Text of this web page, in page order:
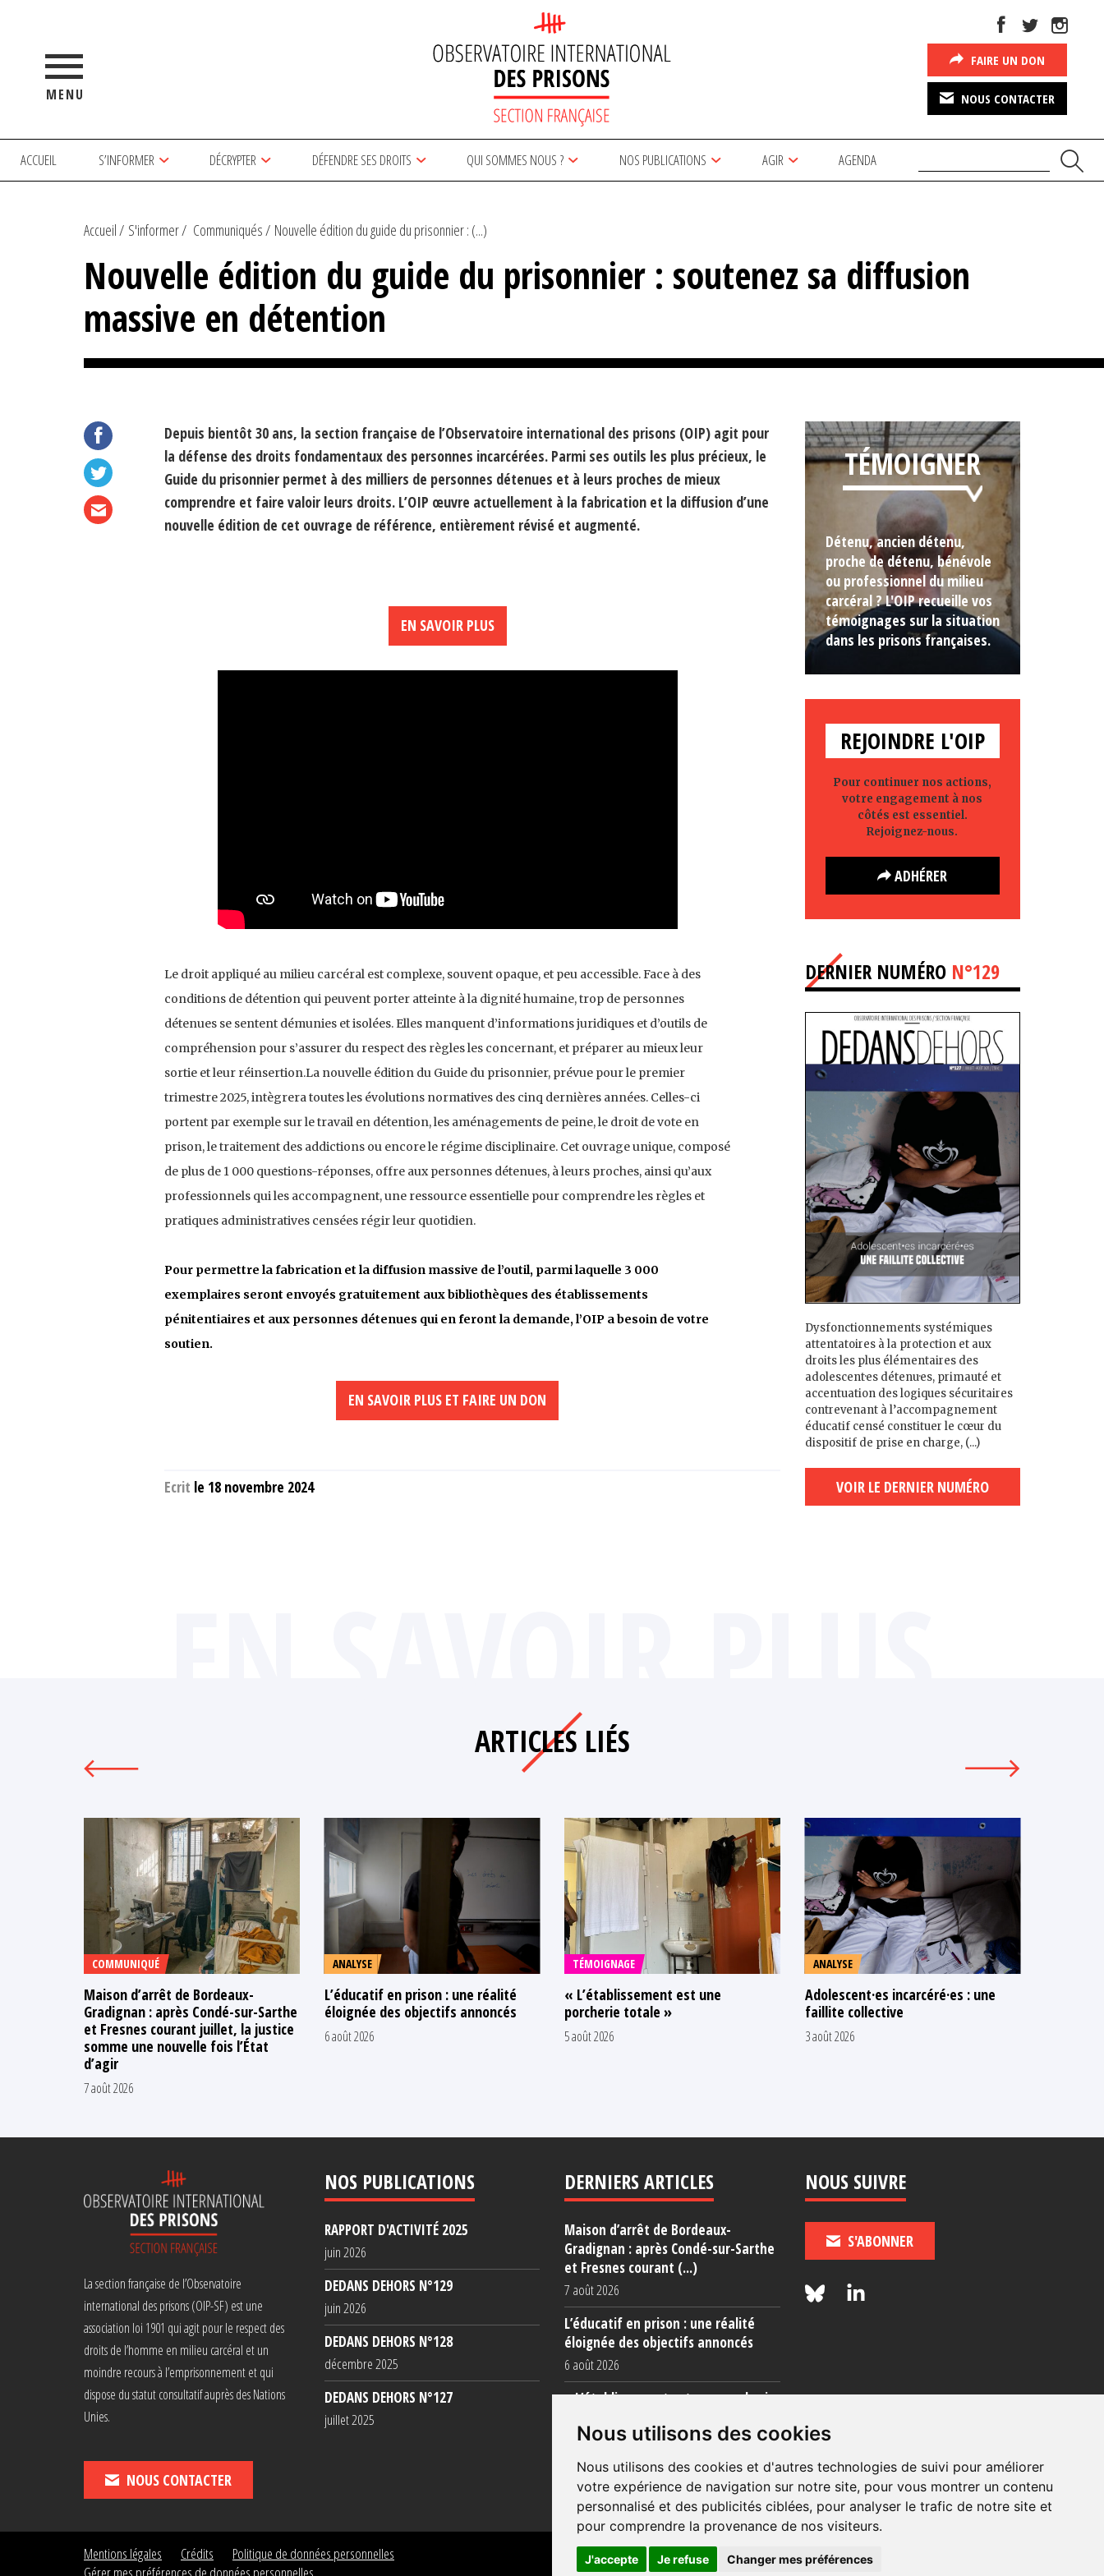
Nous utilisons des cookies
Nous utilisons des cookies et d'autres technologies de suivi pour améliorer
votre expérience de navigation sur notre site, pour vous montrer un contenu
personnalisé et des publicités ciblées, pour analyser le trafic de notre site et
pour comprendre la provenance de nos visiteurs.
J'accepte Je refuse Changer mes préférences
MENU
FAIRE UN DON
NOUS CONTACTER
ACCUEIL S’INFORMER DÉCRYPTER DÉFENDRE SES DROITS QUI SOMMES NOUS ? NOS PUBLICATIONS AGIR AGENDA
Accueil S'informer Communiqués Nouvelle édition du guide du prisonnier : (...)
Nouvelle édition du guide du prisonnier : soutenez sa diffusion
massive en détention
Depuis bientôt 30 ans, la section française de l’Observatoire international des prisons (OIP) agit pour
la défense des droits fondamentaux des personnes incarcérées. Parmi ses outils les plus précieux, le
Guide du prisonnier permet à des milliers de personnes détenues et à leurs proches de mieux
comprendre et faire valoir leurs droits. L’OIP œuvre actuellement à la fabrication et la diffusion d’une
nouvelle édition de cet ouvrage de référence, entièrement révisé et augmenté.
EN SAVOIR PLUS
Le droit appliqué au milieu carcéral est complexe, souvent opaque, et peu accessible. Face à des
conditions de détention qui peuvent porter atteinte à la dignité humaine, trop de personnes
détenues se sentent démunies et isolées. Elles manquent d’informations juridiques et d’outils de
compréhension pour s’assurer du respect des règles les concernant, et préparer au mieux leur
sortie et leur réinsertion.La nouvelle édition du Guide du prisonnier, prévue pour le premier
trimestre 2025, intègrera toutes les évolutions normatives des cinq dernières années. Celles-ci
portent par exemple sur le travail en détention, les aménagements de peine, le droit de vote en
prison, le traitement des addictions ou encore le régime disciplinaire. Cet ouvrage unique, composé
de plus de 1 000 questions-réponses, offre aux personnes détenues, à leurs proches, ainsi qu’aux
professionnels qui les accompagnent, une ressource essentielle pour comprendre les règles et
pratiques administratives censées régir leur quotidien.
Pour permettre la fabrication et la diffusion massive de l’outil, parmi laquelle 3 000
exemplaires seront envoyés gratuitement aux bibliothèques des établissements
pénitentiaires et aux personnes détenues qui en feront la demande, l’OIP a besoin de votre
soutien.
EN SAVOIR PLUS ET FAIRE UN DON
Ecrit le 18 novembre 2024
TÉMOIGNER
Détenu, ancien détenu,
proche de détenu, bénévole
ou professionnel du milieu
carcéral ? L'OIP recueille vos
témoignages sur la situation
dans les prisons françaises.
REJOINDRE L'OIP
Pour continuer nos actions,
votre engagement à nos
côtés est essentiel.
Rejoignez-nous.
ADHÉRER
DERNIER NUMÉRO N°129
Dysfonctionnements systémiques
attentatoires à la protection et aux
droits les plus élémentaires des
adolescent·es détenu·es, primauté et
accentuation des logiques sécuritaires
contrevenant à l’accompagnement
éducatif censé constituer le cœur du
dispositif de prise en charge, (...)
VOIR LE DERNIER NUMÉRO
ARTICLES LIÉS
COMMUNIQUÉ
Maison d’arrêt de Bordeaux-
Gradignan : après Condé-sur-Sarthe
et Fresnes courant juillet, la justice
somme une nouvelle fois l’État
d’agir
7 août 2026
ANALYSE
L’éducatif en prison : une réalité
éloignée des objectifs annoncés
6 août 2026
TÉMOIGNAGE
« L’établissement est une
porcherie totale »
5 août 2026
ANALYSE
Adolescent·es incarcéré·es : une
faillite collective
3 août 2026
La section française de l’Observatoire
international des prisons (OIP-SF) est une
association loi 1901 qui agit pour le respect des
droits de l’homme en milieu carcéral et un
moindre recours à l’emprisonnement et qui
dispose du statut consultatif auprès des Nations
Unies.
NOUS CONTACTER
NOS PUBLICATIONS
RAPPORT D'ACTIVITÉ 2025
juin 2026
DEDANS DEHORS N°129
juin 2026
DEDANS DEHORS N°128
décembre 2025
DEDANS DEHORS N°127
juillet 2025
DERNIERS ARTICLES
Maison d’arrêt de Bordeaux-
Gradignan : après Condé-sur-Sarthe
et Fresnes courant (...)
7 août 2026
L’éducatif en prison : une réalité
éloignée des objectifs annoncés
6 août 2026
« L’établissement est une porcherie
5 août 2026
NOUS SUIVRE
S'ABONNER
Mentions légales Crédits
Politique de données personnelles
Gérer mes préférences de données personnelles